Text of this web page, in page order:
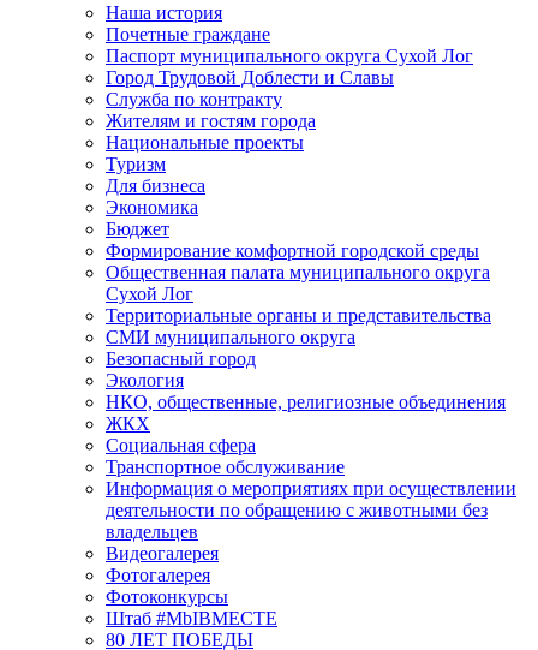
Наша история
Почетные граждане
Паспорт муниципального округа Сухой Лог
Город Трудовой Доблести и Славы
Служба по контракту
Жителям и гостям города
Национальные проекты
Туризм
Для бизнеса
Экономика
Бюджет
Формирование комфортной городской среды
Общественная палата муниципального округа
Сухой Лог
Территориальные органы и представительства
СМИ муниципального округа
Безопасный город
Экология
НКО, общественные, религиозные объединения
ЖКХ
Социальная сфера
Транспортное обслуживание
Информация о мероприятиях при осуществлении
деятельности по обращению с животными без
владельцев
Видеогалерея
Фотогалерея
Фотоконкурсы
Штаб #MbIBMECTE
80 ЛЕТ ПОБЕДЫ